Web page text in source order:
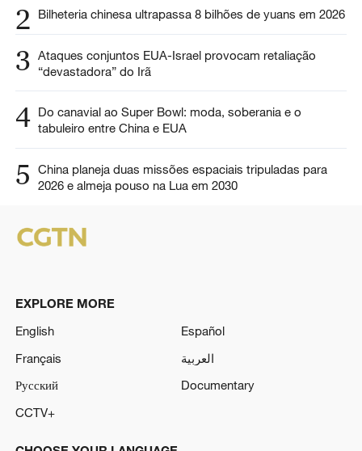
2 Bilheteria chinesa ultrapassa 8 bilhões de yuans em 2026
3 Ataques conjuntos EUA-Israel provocam retaliação
“devastadora” do Irã
4 Do canavial ao Super Bowl: moda, soberania e o
tabuleiro entre China e EUA
5
China planeja duas missões espaciais tripuladas para
2026 e almeja pouso na Lua em 2030
EXPLORE MORE
English
Español
Français
العربية
Русский
Documentary
CCTV+